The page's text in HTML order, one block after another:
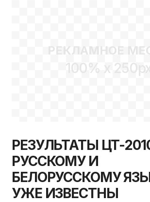
РЕКЛАМНОЕ
100% x
РЕЗУЛЬТАТЫ ЦТ-
РУССКОМУ И
БЕЛОРУССКОМУ
УЖЕ ИЗВЕСТНЫ